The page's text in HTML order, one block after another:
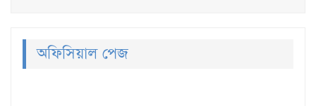
অফিসিয়াল পেজ